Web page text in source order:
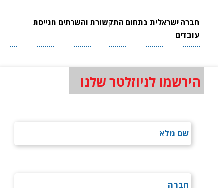
חברה ישראלית בתחום התקשורת והשרתים מגייסת
עובדים
הירשמו לניוזלטר שלנו